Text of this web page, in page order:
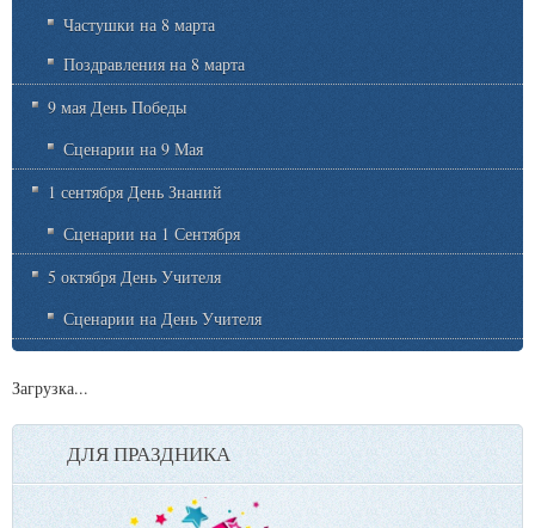
Частушки на 8 марта
Поздравления на 8 марта
9 мая День Победы
Сценарии на 9 Мая
1 сентября День Знаний
Сценарии на 1 Сентября
5 октября День Учителя
Сценарии на День Учителя
Загрузка...
ДЛЯ ПРАЗДНИКА